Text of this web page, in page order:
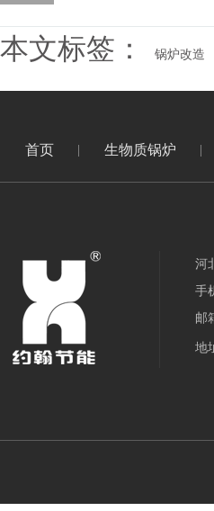
本文标签： 锅炉改造
首页 生物质锅炉
河
手
邮
地